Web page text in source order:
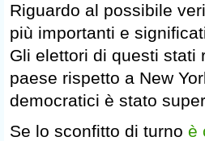
Riguardo al possibile
più importanti e
Gli elettori di questi stati
paese rispetto a New
democratici è stato
Se lo sconfitto di turno è